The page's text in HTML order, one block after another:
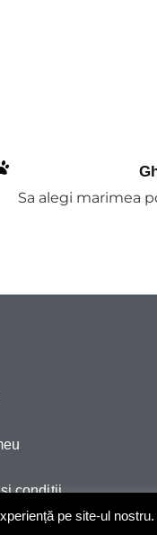
Sa alegi marimea
conditii
pe site-ul